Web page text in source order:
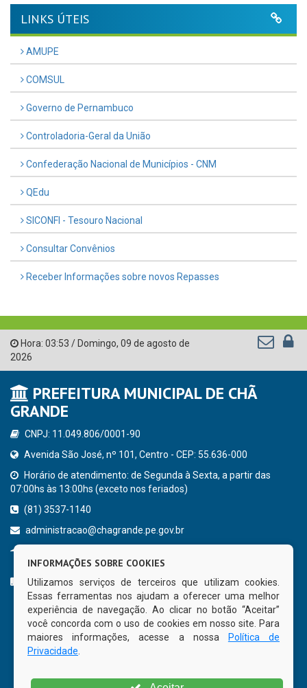
LINKS ÚTEIS
AMUPE
COMSUL
Governo de Pernambuco
Controladoria-Geral da União
Confederação Nacional de Municípios - CNM
QEdu
SICONFI - Tesouro Nacional
Consultar Convênios
Receber Informações sobre novos Repasses
Hora: 03:53 / Domingo, 09 de agosto de
2026
PREFEITURA MUNICIPAL DE CHÃ
GRANDE
CNPJ: 11.049.806/0001-90
Avenida São José, nº 101, Centro - CEP: 55.636-000
Horário de atendimento: de Segunda à Sexta, a partir das
07:00hs às 13:00hs (exceto nos feriados)
(81) 3537-1140
administracao@chagrande.pe.gov.br
CURTA NOSSA FAN PAGE
INFORMAÇÕES SOBRE COOKIES
Utilizamos serviços de terceiros que utilizam cookies.
Essas ferramentas nos ajudam a oferecer uma melhor
experiência de navegação. Ao clicar no botão “Aceitar”
você concorda com o uso de cookies em nosso site. Para
maiores informações, acesse a nossa
Política de
Privacidade